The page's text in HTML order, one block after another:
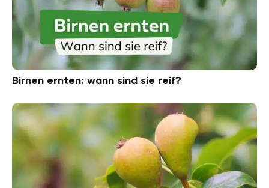
Birnen ernten: wann sind sie reif?